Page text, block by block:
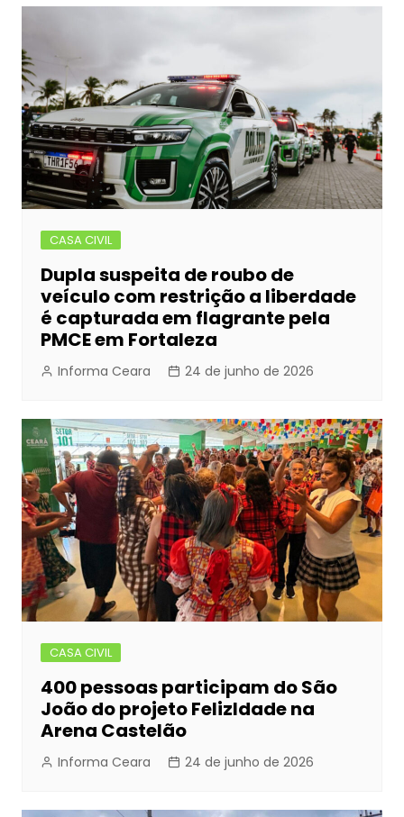
CASA CIVIL
Dupla suspeita de roubo de
veículo com restrição a liberdade
é capturada em flagrante pela
PMCE em Fortaleza
Informa Ceara 24 de junho de 2026
CASA CIVIL
400 pessoas participam do São
João do projeto FelizIdade na
Arena Castelão
Informa Ceara 24 de junho de 2026